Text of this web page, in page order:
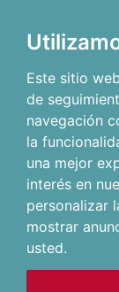
Este sitio
de
navegación
la
una mejor
interés en
personalizar
mostrar
usted.